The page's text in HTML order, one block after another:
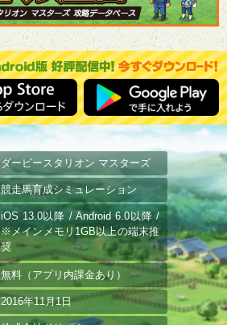
ダービースタリオン マスターズ
競走馬育成シミュレーション
iOS 13.0以降 / Android 6.0以降 /
※メインメモリ1GB以上の端末推
奨
無料（アプリ内課金あり）
2016年11月1日